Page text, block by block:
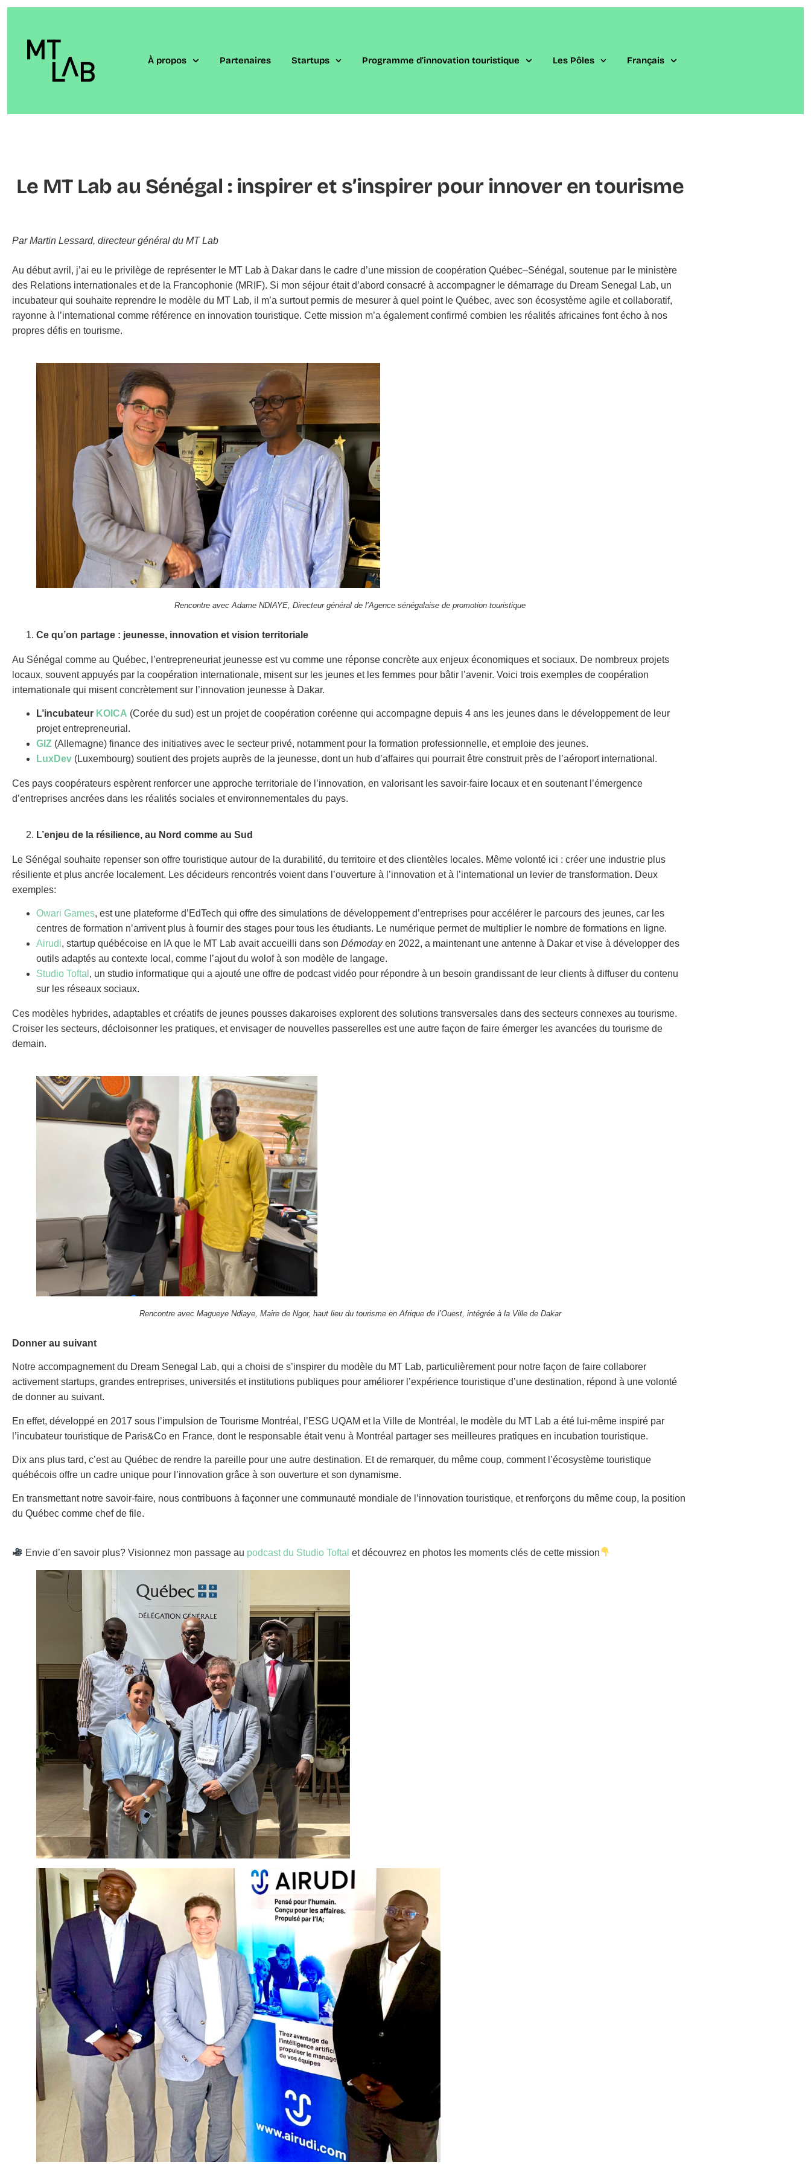
À propos Partenaires Startups​ Programme d’innovation touristique Les Pôles Français
Le MT Lab au Sénégal : inspirer et s’inspirer pour innover en tourisme
Par Martin Lessard, directeur général du MT Lab
Au début avril, j’ai eu le privilège de représenter le MT Lab à Dakar dans le cadre d’une mission de coopération Québec–Sénégal, soutenue par le ministère
des Relations internationales et de la Francophonie (MRIF). Si mon séjour était d’abord consacré à accompagner le démarrage du Dream Senegal Lab, un
incubateur qui souhaite reprendre le modèle du MT Lab, il m’a surtout permis de mesurer à quel point le Québec, avec son écosystème agile et collaboratif,
rayonne à l’international comme référence en innovation touristique. Cette mission m’a également confirmé combien les réalités africaines font écho à nos
propres défis en tourisme.
Rencontre avec Adame NDIAYE, Directeur général de l’Agence sénégalaise de promotion touristique
Ce qu’on partage : jeunesse, innovation et vision territoriale
Au Sénégal comme au Québec, l’entrepreneuriat jeunesse est vu comme une réponse concrète aux enjeux économiques et sociaux. De nombreux projets
locaux, souvent appuyés par la coopération internationale, misent sur les jeunes et les femmes pour bâtir l’avenir. Voici trois exemples de coopération
internationale qui misent concrètement sur l’innovation jeunesse à Dakar.
L’incubateur KOICA (Corée du sud) est un projet de coopération coréenne qui accompagne depuis 4 ans les jeunes dans le développement de leur
projet entrepreneurial.
GIZ (Allemagne) finance des initiatives avec le secteur privé, notamment pour la formation professionnelle, et emploie des jeunes.
LuxDev (Luxembourg) soutient des projets auprès de la jeunesse, dont un hub d’affaires qui pourrait être construit près de l’aéroport international.
Ces pays coopérateurs espèrent renforcer une approche territoriale de l’innovation, en valorisant les savoir-faire locaux et en soutenant l’émergence
d’entreprises ancrées dans les réalités sociales et environnementales du pays.
L’enjeu de la résilience, au Nord comme au Sud
Le Sénégal souhaite repenser son offre touristique autour de la durabilité, du territoire et des clientèles locales. Même volonté ici : créer une industrie plus
résiliente et plus ancrée localement. Les décideurs rencontrés voient dans l’ouverture à l’innovation et à l’international un levier de transformation. Deux
exemples:
Owari Games, est une plateforme d’EdTech qui offre des simulations de développement d’entreprises pour accélérer le parcours des jeunes, car les
centres de formation n’arrivent plus à fournir des stages pour tous les étudiants. Le numérique permet de multiplier le nombre de formations en ligne.
Airudi, startup québécoise en IA que le MT Lab avait accueilli dans son Démodayen 2022, a maintenant une antenne à Dakar et vise à développer des
outils adaptés au contexte local, comme l’ajout du wolof à son modèle de langage.
Studio Toftal , un studio informatique qui a ajouté une offre de podcast vidéo pour répondre à un besoin grandissant de leur clients à diffuser du contenu
sur les réseaux sociaux.
Ces modèles hybrides, adaptables et créatifs de jeunes pousses dakaroises explorent des solutions transversales dans des secteurs connexes au tourisme.
Croiser les secteurs, décloisonner les pratiques, et envisager de nouvelles passerelles est une autre façon de faire émerger les avancées du tourisme de
demain.
Rencontre avec Magueye Ndiaye, Maire de Ngor, haut lieu du tourisme en Afrique de l’Ouest, intégrée à la Ville de Dakar
Donner au suivant
Notre accompagnement du Dream Senegal Lab, qui a choisi de s’inspirer du modèle du MT Lab, particulièrement pour notre façon de faire collaborer
activement startups, grandes entreprises, universités et institutions publiques pour améliorer l’expérience touristique d’une destination, répond à une volonté
de donner au suivant.
En effet, développé en 2017 sous l’impulsion de Tourisme Montréal, l’ESG UQAM et la Ville de Montréal, le modèle du MT Lab a été lui-même inspiré par
l’incubateur touristique de Paris&Co en France, dont le responsable était venu à Montréal partager ses meilleures pratiques en incubation touristique.
Dix ans plus tard, c’est au Québec de rendre la pareille pour une autre destination. Et de remarquer, du même coup, comment l’écosystème touristique
québécois offre un cadre unique pour l’innovation grâce à son ouverture et son dynamisme.
En transmettant notre savoir-faire, nous contribuons à façonner une communauté mondiale de l’innovation touristique, et renforçons du même coup, la position
du Québec comme chef de file.
Envie d’en savoir plus? Visionnez mon passage au podcast du Studio Toftal et découvrez en photos les moments clés de cette mission